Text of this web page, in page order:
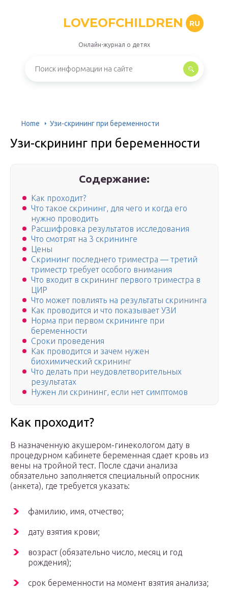
LOVEOFCHILDREN RU
Онлайн-журнал о детях
Home Узи-скрининг при беременности
Узи-скрининг при беременности
Содержание:
Как проходит?
Что такое скрининг, для чего и когда его
нужно проводить
Расшифровка результатов исследования
Что смотрят на 3 скрининге
Цены
Скрининг последнего триместра — третий
триместр требует особого внимания
Что входит в скрининг первого триместра в
ЦИР
Что может повлиять на результаты скрининга
Как проводится и что показывает УЗИ
Норма при первом скрининге при
беременности
Сроки проведения
Как проводится и зачем нужен
биохимический скрининг
Что делать при неудовлетворительных
результатах
Нужен ли скрининг, если нет симптомов
Как проходит?
В назначенную акушером-гинекологом дату в
процедурном кабинете беременная сдает кровь из
вены на тройной тест. После сдачи анализа
обязательно заполняется специальный опросник
(анкета), где требуется указать:
фамилию, имя, отчество;
дату взятия крови;
возраст (обязательно число, месяц и год
рождения);
срок беременности на момент взятия анализа;